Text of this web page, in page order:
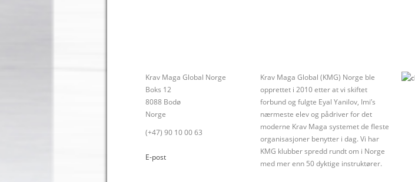
Krav Maga Global Norge
Boks 12
8088 Bodø
Norge
(+47) 90 10 00 63
E-post
Krav Maga Global (KMG) Norge ble
opprettet i 2010 etter at vi skiftet
forbund og fulgte Eyal Yanilov, Imi’s
nærmeste elev og pådriver for det
moderne Krav Maga systemet de fleste
organisasjoner benytter i dag. Vi har
KMG klubber spredd rundt om i Norge
med mer enn 50 dyktige instruktører.